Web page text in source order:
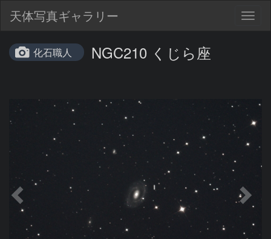
天体写真ギャラリー
化石職人 NGC210 くじら座